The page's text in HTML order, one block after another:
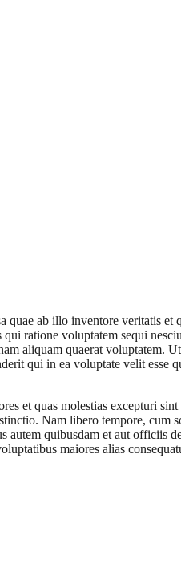
ab illo inventore veritatis et
ratione voluptatem sequi
aliquam quaerat voluptatem.
qui in ea voluptate velit esse
et quas molestias excepturi
Nam libero tempore, cum
quibusdam et aut officiis
maiores alias